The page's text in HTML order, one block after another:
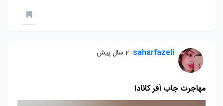
saharfazeli 2 سال پیش
مهاجرت جاب آفر کانادا